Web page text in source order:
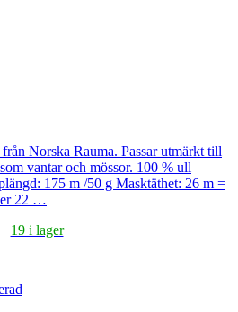
Norska Rauma. Passar utmärkt till
vantar och mössor. 100 % ull
175 m /50 g Masktäthet: 26 m =
22 …
19 i lager